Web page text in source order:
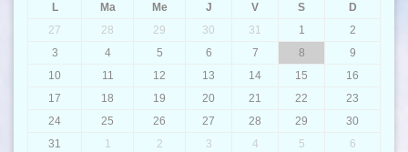
L Ma Me J V S
D
27
28 29 30 31 1
2
3
4 5 6 7 8
9
10
11 12 13 14 15
16
17
18 19 20 21 22
23
24
25 26 27 28 29
30
31
1 2 3 4 5 6